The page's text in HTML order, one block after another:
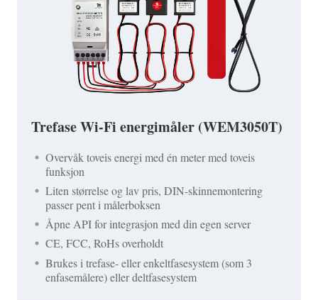
Trefase Wi-Fi energimåler (WEM3050T)
Overvåk toveis energi med én meter med toveis
funksjon
Liten størrelse og lav pris, DIN-skinnemontering
passer pent i målerboksen
Åpne API for integrasjon med din egen server
CE, FCC, RoHs overholdt
Brukes i trefase- eller enkeltfasesystem (som 3
enfasemålere) eller deltfasesystem